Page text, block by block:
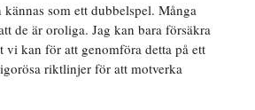
som ett dubbelspel. Många
de är oroliga. Jag kan bara försäkra
kan för att genomföra detta på ett
riktlinjer för att motverka